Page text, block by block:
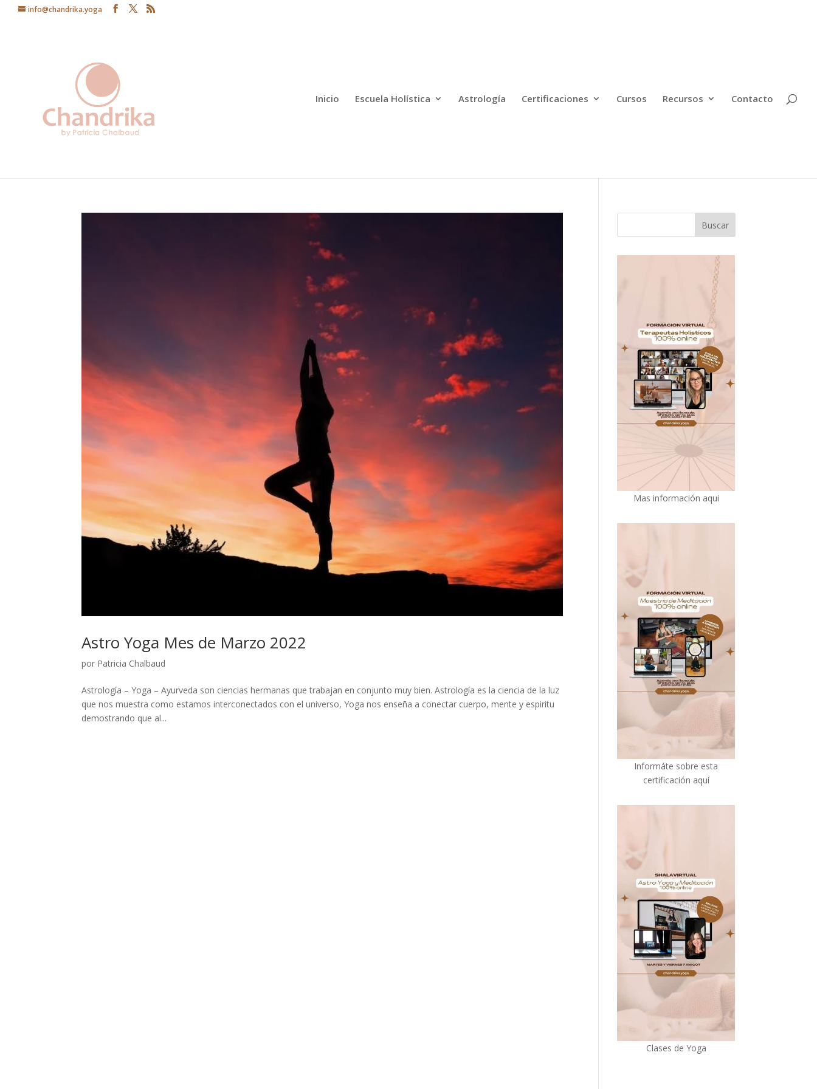
info@chandrika.yoga
Inicio Escuela Holística Astrología Certificaciones Cursos Recursos Contacto
Astro Yoga Mes de Marzo 2022
por Patricia Chalbaud
Astrología – Yoga – Ayurveda son ciencias hermanas que trabajan en conjunto muy bien. Astrología es la ciencia de la luz
que nos muestra como estamos interconectados con el universo, Yoga nos enseña a conectar cuerpo, mente y espiritu
demostrando que al...
Mas información aqui
Informáte sobre esta
certificación aquí
Clases de Yoga